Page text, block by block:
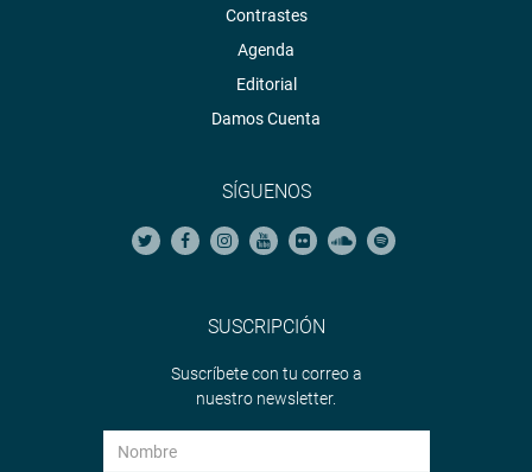
Contrastes
Agenda
Editorial
Damos Cuenta
SÍGUENOS
SUSCRIPCIÓN
Suscríbete con tu correo a
nuestro newsletter.